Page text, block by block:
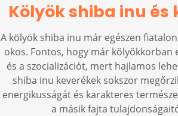
Kölyök shiba inu és
A kölyök shiba inu már egészen
okos. Fontos, hogy már kölyökkorban
és a szocializációt, mert hajlamos
shiba inu keverékek sokszor
energikusságát és karakteres
a másik fajta